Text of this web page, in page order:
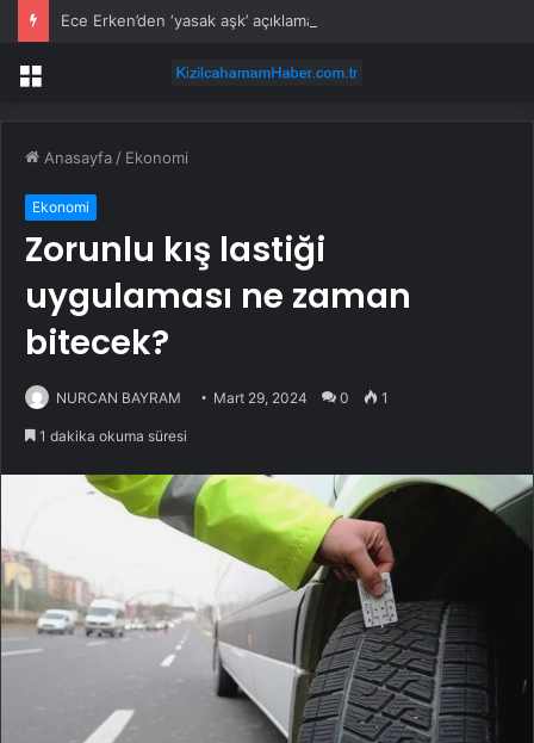
Menü
Anasayfa / Ekonomi
Ekonomi
Zorunlu kış lastiği
uygulaması ne zaman
bitecek?
NURCAN BAYRAM Mart 29, 2024 0 1
1 dakika okuma süresi